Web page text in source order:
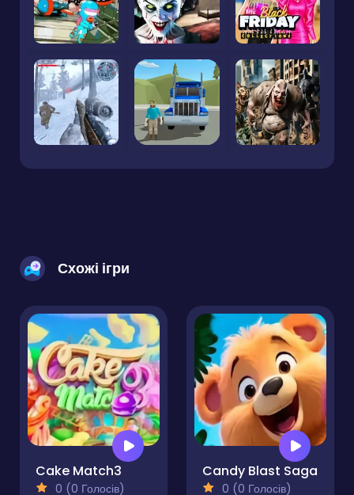
Схожі ігри
Cake Match3
0 (0 Голосів)
Candy Blast Saga
0 (0 Голосів)